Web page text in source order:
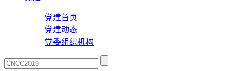
党建首页
党建动态
党委组织机构